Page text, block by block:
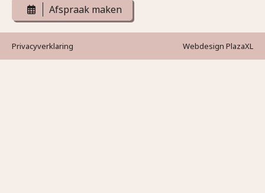
Afspraak maken
Privacyverklaring Webdesign PlazaXL